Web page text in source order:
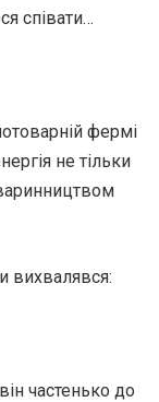
співати…
фермі
не тільки
вихвалявся:
частенько до